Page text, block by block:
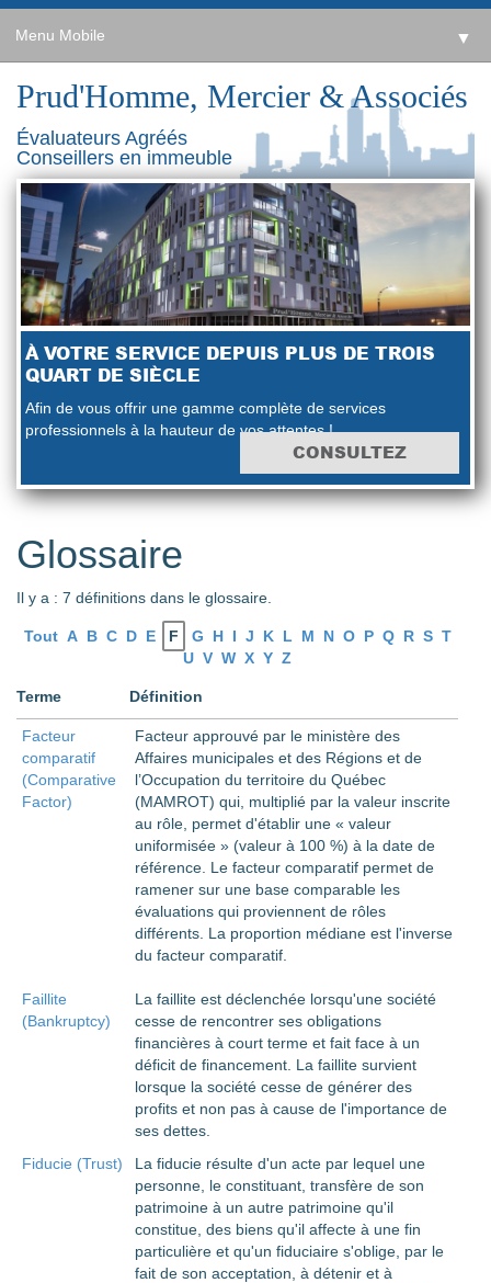
Menu Mobile ▼
Prud'Homme, Mercier & Associés
Évaluateurs Agréés
Conseillers en immeuble
À VOTRE SERVICE DEPUIS PLUS DE TROIS
QUART DE SIÈCLE
Afin de vous offrir une gamme complète de services
professionnels à la hauteur de vos attentes !
CONSULTEZ
Glossaire
Il y a : 7 définitions dans le glossaire.
Tout A B C D E F G H I J K L M N O P Q R S T
U V W X Y Z
Terme Définition
Facteur
comparatif
(Comparative
Factor)
Facteur approuvé par le ministère des
Affaires municipales et des Régions et de
l’Occupation du territoire du Québec
(MAMROT) qui, multiplié par la valeur inscrite
au rôle, permet d'établir une « valeur
uniformisée » (valeur à 100 %) à la date de
référence. Le facteur comparatif permet de
ramener sur une base comparable les
évaluations qui proviennent de rôles
différents. La proportion médiane est l'inverse
du facteur comparatif.
Faillite
(Bankruptcy)
La faillite est déclenchée lorsqu'une société
cesse de rencontrer ses obligations
financières à court terme et fait face à un
déficit de financement. La faillite survient
lorsque la société cesse de générer des
profits et non pas à cause de l'importance de
ses dettes.
Fiducie (Trust)
La fiducie résulte d'un acte par lequel une
personne, le constituant, transfère de son
patrimoine à un autre patrimoine qu'il
constitue, des biens qu'il affecte à une fin
particulière et qu'un fiduciaire s'oblige, par le
fait de son acceptation, à détenir et à